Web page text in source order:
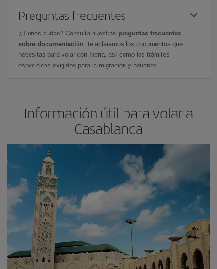
Preguntas frecuentes
¿Tienes dudas? Consulta nuestras preguntas frecuentes
sobre documentación: te aclaramos los documentos que
necesitas para volar con Iberia, así como los trámites
específicos exigidos para la migración y aduanas.
Información útil para volar a
Casablanca